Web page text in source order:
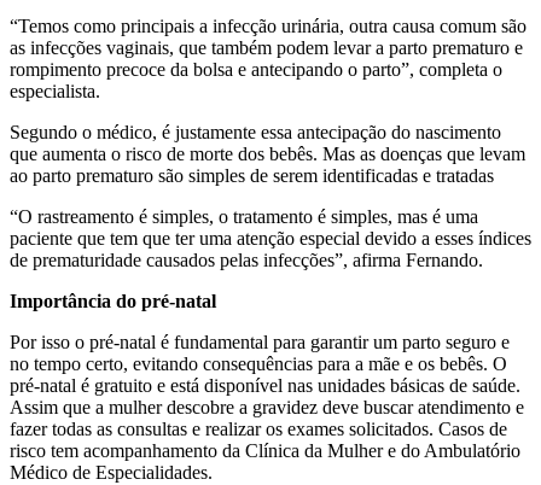
“Temos como principais a infecção urinária, outra causa comum são
as infecções vaginais, que também podem levar a parto prematuro e
rompimento precoce da bolsa e antecipando o parto”, completa o
especialista.
Segundo o médico, é justamente essa antecipação do nascimento
que aumenta o risco de morte dos bebês. Mas as doenças que levam
ao parto prematuro são simples de serem identificadas e tratadas
“O rastreamento é simples, o tratamento é simples, mas é uma
paciente que tem que ter uma atenção especial devido a esses índices
de prematuridade causados pelas infecções”, afirma Fernando.
Importância do pré-natal
Por isso o pré-natal é fundamental para garantir um parto seguro e
no tempo certo, evitando consequências para a mãe e os bebês. O
pré-natal é gratuito e está disponível nas unidades básicas de saúde.
Assim que a mulher descobre a gravidez deve buscar atendimento e
fazer todas as consultas e realizar os exames solicitados. Casos de
risco tem acompanhamento da Clínica da Mulher e do Ambulatório
Médico de Especialidades.